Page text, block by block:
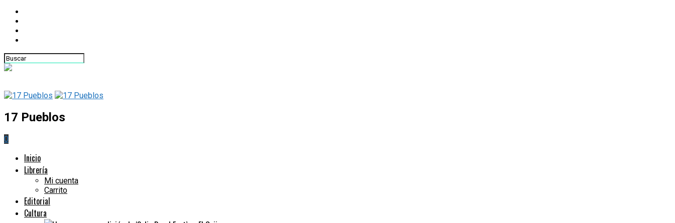
17 Pueblos
0
Inicio
Librería
Mi cuenta
Carrito
Editorial
Cultura